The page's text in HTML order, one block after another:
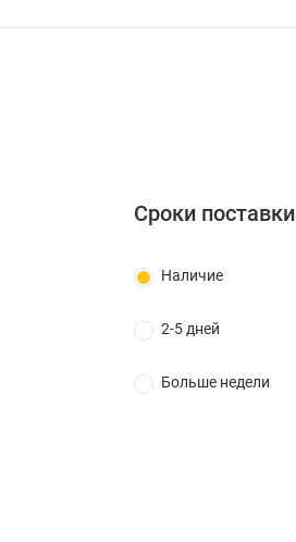
Сроки поставки
Наличие
2-5 дней
Больше недели